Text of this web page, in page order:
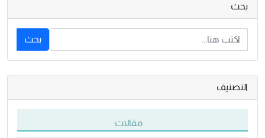
بحث
بحث
التصنيف
مقالات